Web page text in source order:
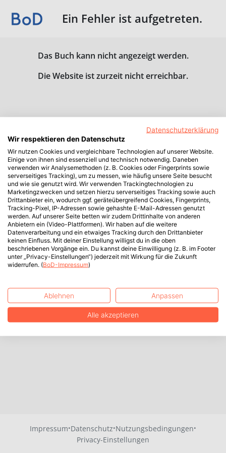
Ein Fehler ist aufgetreten.
Das Buch kann nicht angezeigt werden.
Die Website ist zurzeit nicht erreichbar.
Impressum·Datenschutz·Nutzungsbedingungen·
Privacy-Einstellungen
Datenschutzerklärung
Wir respektieren den Datenschutz
Wir nutzen Cookies und vergleichbare Technologien auf unserer Website.
Einige von ihnen sind essenziell und technisch notwendig. Daneben
verwenden wir Analysemethoden (z. B. Cookies oder Fingerprints sowie
serverseitiges Tracking), um zu messen, wie häufig unsere Seite besucht
und wie sie genutzt wird. Wir verwenden Trackingtechnologien zu
Marketingzwecken und setzen hierzu serverseitiges Tracking sowie auch
Drittanbieter ein, wodurch ggf. geräteübergreifend Cookies, Fingerprints,
Tracking-Pixel, IP-Adressen sowie gehashte E-Mail-Adressen genutzt
werden. Auf unserer Seite betten wir zudem Drittinhalte von anderen
Anbietern ein (Video-Plattformen). Wir haben auf die weitere
Datenverarbeitung und ein etwaiges Tracking durch den Drittanbieter
keinen Einfluss. Mit deiner Einstellung willigst du in die oben
beschriebenen Vorgänge ein. Du kannst deine Einwilligung (z. B. im Footer
unter „Privacy-Einstellungen“) jederzeit mit Wirkung für die Zukunft
widerrufen. (BoD-Impressum)
Ablehnen Anpassen
Alle akzeptieren